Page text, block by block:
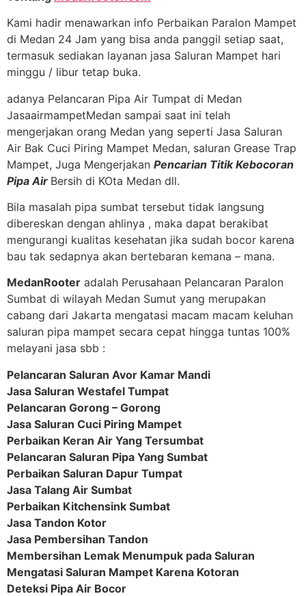
Kami hadir menawarkan info Perbaikan Paralon Mampet
di Medan 24 Jam yang bisa anda panggil setiap saat,
termasuk sediakan layanan jasa Saluran Mampet hari
minggu / libur tetap buka.
adanya Pelancaran Pipa Air Tumpat di Medan
JasaairmampetMedan sampai saat ini telah
mengerjakan orang Medan yang seperti Jasa Saluran
Air Bak Cuci Piring Mampet Medan, saluran Grease Trap
Mampet, Juga Mengerjakan Pencarian Titik Kebocoran
Pipa Air Bersih di KOta Medan dll.
Bila masalah pipa sumbat tersebut tidak langsung
dibereskan dengan ahlinya , maka dapat berakibat
mengurangi kualitas kesehatan jika sudah bocor karena
bau tak sedapnya akan bertebaran kemana – mana.
MedanRooter adalah Perusahaan Pelancaran Paralon
Sumbat di wilayah Medan Sumut yang merupakan
cabang dari Jakarta mengatasi macam macam keluhan
saluran pipa mampet secara cepat hingga tuntas 100%
melayani jasa sbb :
Pelancaran Saluran Avor Kamar Mandi
Jasa Saluran Westafel Tumpat
Pelancaran Gorong – Gorong
Jasa Saluran Cuci Piring Mampet
Perbaikan Keran Air Yang Tersumbat
Pelancaran Saluran Pipa Yang Sumbat
Perbaikan Saluran Dapur Tumpat
Jasa Talang Air Sumbat
Perbaikan Kitchensink Sumbat
Jasa Tandon Kotor
Jasa Pembersihan Tandon
Membersihan Lemak Menumpuk pada Saluran
Mengatasi Saluran Mampet Karena Kotoran
Deteksi Pipa Air Bocor